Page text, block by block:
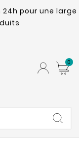
pour une large
0